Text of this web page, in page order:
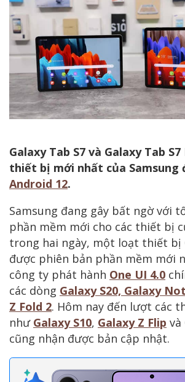
Galaxy Tab S7 và Galaxy Tab
thiết bị mới nhất của Samsung
Android 12.
Samsung đang gây bất ngờ với
phần mềm mới cho các thiết bị
trong hai ngày, một loạt thiết bị
được phiên bản phần mềm mới
công ty phát hành One UI 4.0
các dòng Galaxy S20, Galaxy
Z Fold 2. Hôm nay đến lượt các
như Galaxy S10, Galaxy Z Flip và
cũng nhận được bản cập nhật.